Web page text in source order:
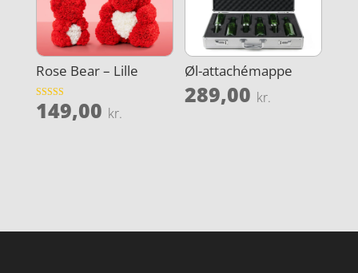
Rose Bear – Lille
Vurderet
3.9
149,00 kr.
Øl-attachémappe
289,00 kr.